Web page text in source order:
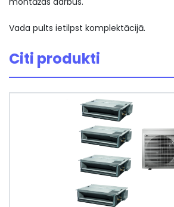
Vada pults ietilpst komplektācijā.
Citi produkti